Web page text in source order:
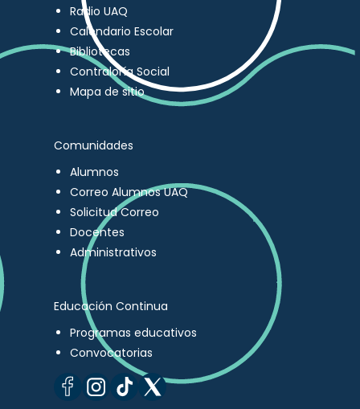
Radio UAQ
Calendario Escolar
Bibliotecas
Contraloría Social
Mapa de sitio
Comunidades
Alumnos
Correo Alumnos UAQ
Solicitud Correo
Docentes
Administrativos
Educación Continua
Programas educativos
Convocatorias